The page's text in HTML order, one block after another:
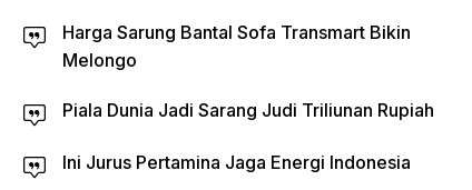
Harga Sarung Bantal Sofa Transmart Bikin
Melongo
Piala Dunia Jadi Sarang Judi Triliunan Rupiah
Ini Jurus Pertamina Jaga Energi Indonesia